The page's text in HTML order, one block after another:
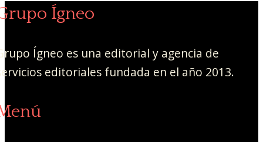
Ígneo
Ígneo es una editorial y agencia de
editoriales fundada en el año 2013.